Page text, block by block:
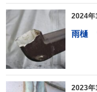
2024年
雨樋
2023年